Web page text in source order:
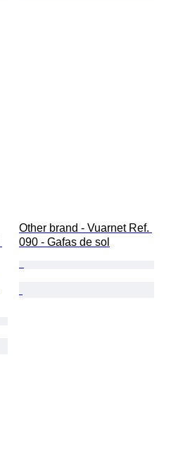
Other brand - Vuarnet Ref.
090 - Gafas de sol